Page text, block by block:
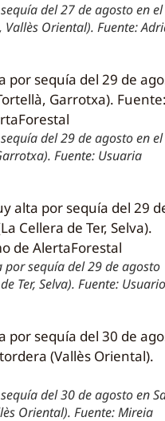
del 27 de agosto en el
Oriental). Fuente:
del 29 de agosto en el
Fuente: Usuaria
sequía del 29 de agosto
Ter, Selva). Fuente: Usuario
del 30 de agosto en
Oriental). Fuente: Mireia